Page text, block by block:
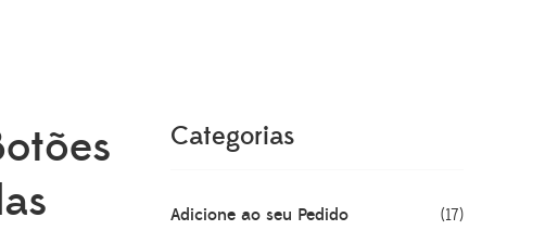
Categorias
Adicione ao seu Pedido (17)